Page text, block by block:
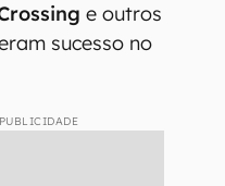
e outros
sucesso no